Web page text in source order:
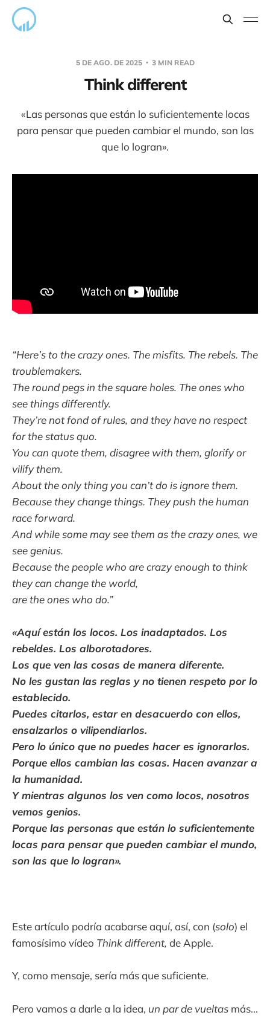
5 DE AGO. DE 2025 3 MIN READ
Think different
«Las personas que están lo suficientemente locas
para pensar que pueden cambiar el mundo, son las
que lo logran».
“Here’s to the crazy ones. The misfits. The rebels. The
troublemakers.
The round pegs in the square holes. The ones who
see things differently.
They’re not fond of rules, and they have no respect
for the status quo.
You can quote them, disagree with them, glorify or
vilify them.
About the only thing you can’t do is ignore them.
Because they change things. They push the human
race forward.
And while some may see them as the crazy ones, we
see genius.
Because the people who are crazy enough to think
they can change the world,
are the ones who do.”
«Aquí están los locos. Los inadaptados. Los
rebeldes. Los alborotadores.
Los que ven las cosas de manera diferente.
No les gustan las reglas y no tienen respeto por lo
establecido.
Puedes citarlos, estar en desacuerdo con ellos,
ensalzarlos o vilipendiarlos.
Pero lo único que no puedes hacer es ignorarlos.
Porque ellos cambian las cosas. Hacen avanzar a
la humanidad.
Y mientras algunos los ven como locos, nosotros
vemos genios.
Porque las personas que están lo suficientemente
locas para pensar que pueden cambiar el mundo,
son las que lo logran».
Este artículo podría acabarse aquí, así, con (solo) el
famosísimo vídeo Think different, de Apple.
Y, como mensaje, sería más que suficiente.
Pero vamos a darle a la idea, un par de vueltas más...